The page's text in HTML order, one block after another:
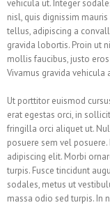
vehicula ut. Integer
nisl, quis dignissim
tellus, adipiscing a
gravida lobortis. Proin ut
mollis faucibus, justo
Vivamus gravida vehicula
Ut porttitor euismod
erat egestas orci, in
fringilla orci aliquet ut.
posuere sem vel
adipiscing elit. Morbi
turpis. Fusce tincidunt
sodales, metus ut
massa odio sed turpis. In